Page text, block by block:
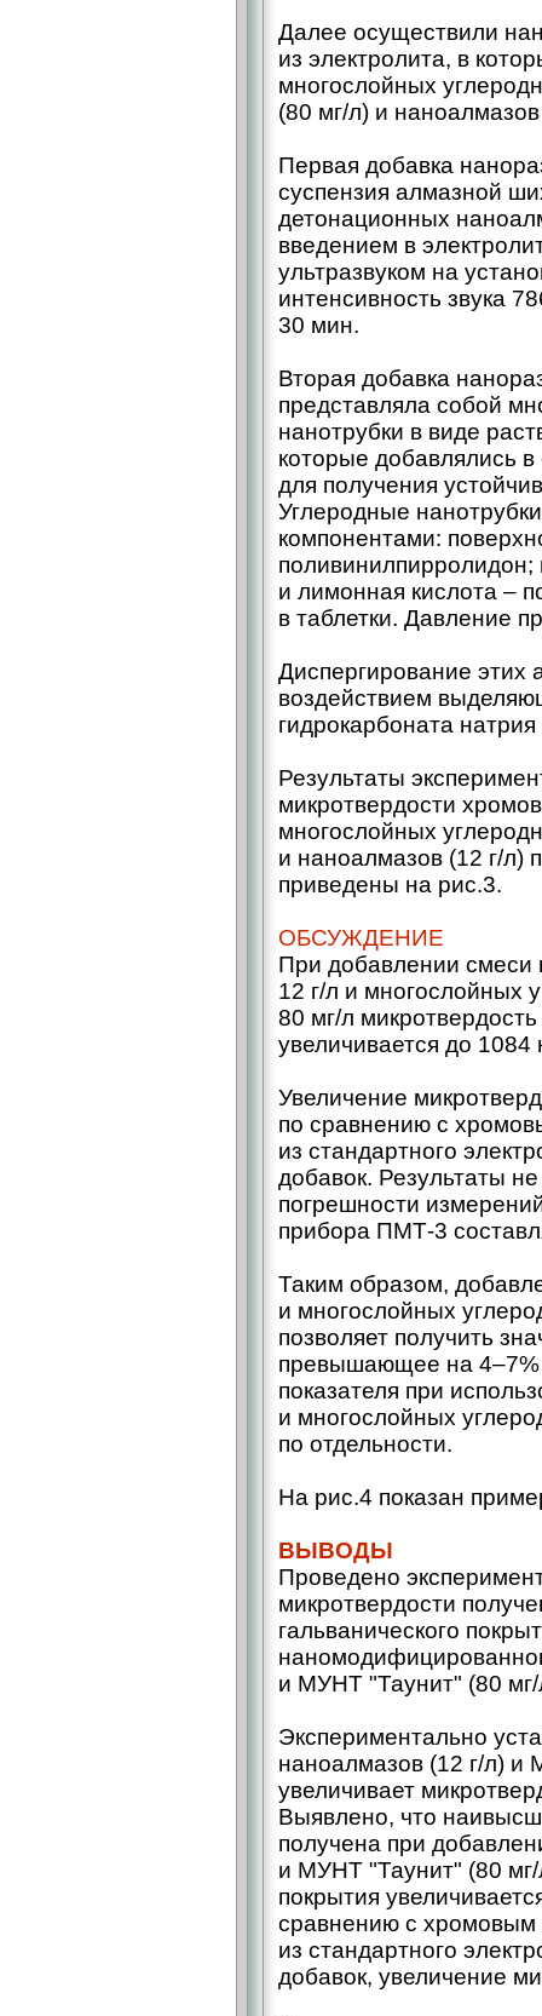
Далее осуществили
из электролита, в
многослойных
(80 мг/л) и наноалмазов
Первая добавка
суспензия алмазной
детонационных
введением в
ультразвуком на
интенсивность звука
30 мин.
Вторая добавка
представляла собой
нанотрубки в виде
которые добавлялись
для получения
Углеродные
компонентами:
поливинилпирролидон;
и лимонная кислота –
в таблетки. Давление
Диспергирование этих
воздействием
гидрокарбоната натрия
Результаты
микротвердости
многослойных
и наноалмазов (12 г/л)
приведены на рис.3.
ОБСУЖДЕНИЕ
При добавлении смеси
12 г/л и многослойных
80 мг/л
увеличивается до 1084
Увеличение
по сравнению с
из стандартного
добавок. Результаты
погрешности
прибора ПМТ-3
Таким образом,
и многослойных
позволяет получить
превышающее на 4–7%
показателя при
и многослойных
по отдельности.
На рис.4 показан
ВЫВОДЫ
Проведено
микротвердости
гальванического
и MУНT "Таунит" (80
Экспериментально
наноалмазов (12 г/л) и
увеличивает
Выявлено, что
получена при
и MУНT "Таунит" (80
покрытия
сравнению с
из стандартного
добавок, увеличение